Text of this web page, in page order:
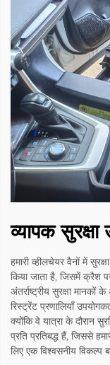
व्यापक सुरक्षा
हमारी व्हीलचेयर वैनों में
किया जाता है, जिसमें क्रैश
अंतर्राष्ट्रीय सुरक्षा
रिस्ट्रेंट प्रणालियाँ
क्योंकि वे यात्रा के दौरान
प्रति प्रतिबद्ध हैं, जिससे
लिए एक विश्वसनीय विकल्प